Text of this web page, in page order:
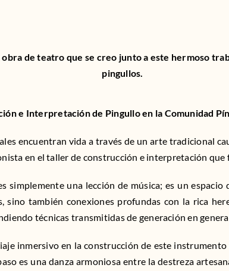
de teatro que se creo junto a este hermoso
pingullos.
e Interpretación de Pingullo en la Comunidad
encuentran vida a través de un arte tradicional
en el taller de construcción e interpretación que
simplemente una lección de música; es un
sino también conexiones profundas con la rica
técnicas transmitidas de generación en
inmersivo en la construcción de este
es una danza armoniosa entre la destreza